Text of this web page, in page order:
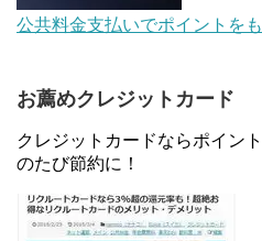
デジタルギフト改悪
～
au Pay等に等価交
ァミリマートとミニ
元で新ルート誕生！？
JCBカードWでApple
0570を回避する方法
公共料金支払いでポイントを
お薦めクレジットカード
クレジットカードならポイン
のたび節約に！